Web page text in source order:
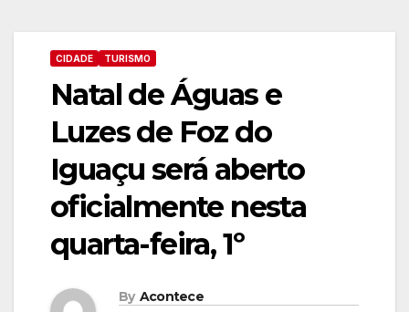
CIDADE TURISMO
Natal de Águas e
Luzes de Foz do
Iguaçu será aberto
oficialmente nesta
quarta-feira, 1º
By Acontece